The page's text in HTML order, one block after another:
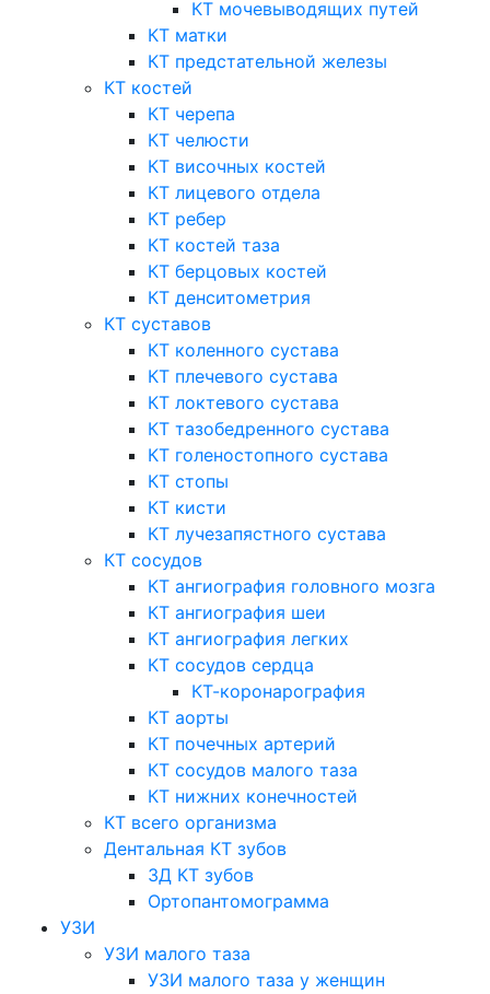
КТ мочевыводящих путей
КТ матки
КТ предстательной железы
КТ костей
КТ черепа
КТ челюсти
КТ височных костей
КТ лицевого отдела
КТ ребер
КТ костей таза
КТ берцовых костей
КТ денситометрия
КТ суставов
КТ коленного сустава
КТ плечевого сустава
КТ локтевого сустава
КТ тазобедренного сустава
КТ голеностопного сустава
КТ стопы
КТ кисти
КТ лучезапястного сустава
КТ сосудов
КТ ангиография головного мозга
КТ ангиография шеи
КТ ангиография легких
КТ сосудов сердца
КТ-коронарография
КТ аорты
КТ почечных артерий
КТ сосудов малого таза
КТ нижних конечностей
КТ всего организма
Дентальная КТ зубов
3Д КТ зубов
Ортопантомограмма
УЗИ
УЗИ малого таза
УЗИ малого таза у женщин